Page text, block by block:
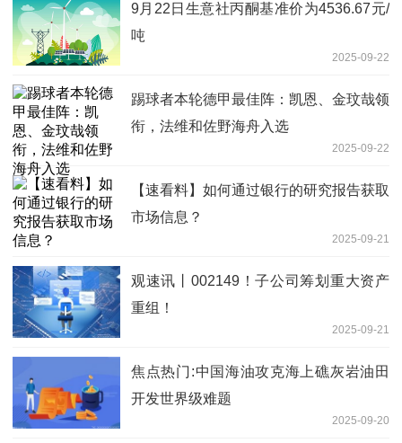
9月22日生意社丙酮基准价为4536.67元/
吨
2025-09-22
踢球者本轮德甲最佳阵：凯恩、金玟哉领
衔，法维和佐野海舟入选
2025-09-22
【速看料】如何通过银行的研究报告获取
市场信息？
2025-09-21
观速讯丨002149！子公司筹划重大资产
重组！
2025-09-21
焦点热门:中国海油攻克海上礁灰岩油田
开发世界级难题
2025-09-20